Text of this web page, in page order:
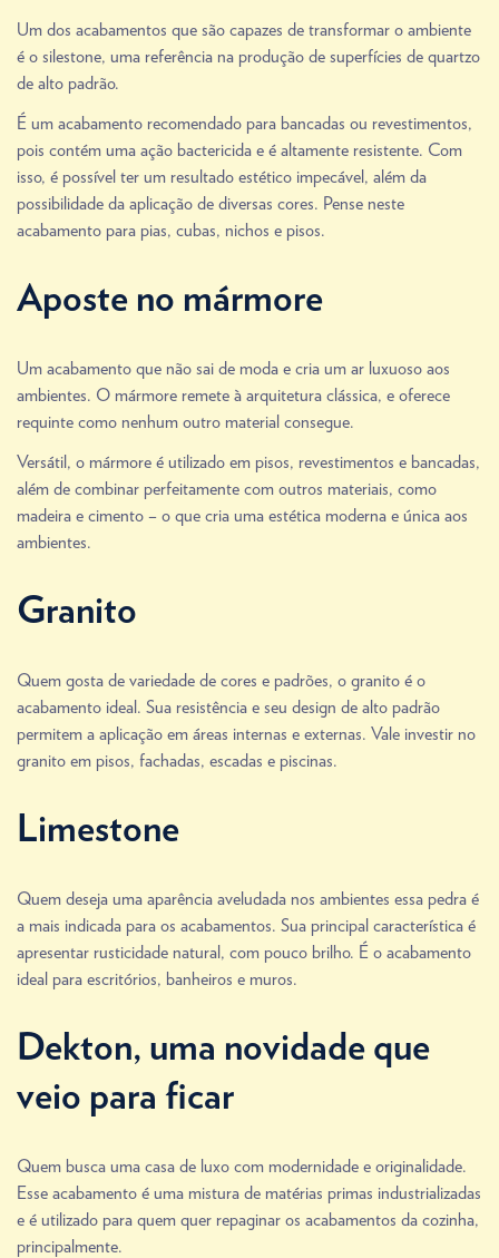
Um dos acabamentos que são capazes de transformar o ambiente
é o silestone, uma referência na produção de superfícies de quartzo
de alto padrão.
É um acabamento recomendado para bancadas ou revestimentos,
pois contém uma ação bactericida e é altamente resistente. Com
isso, é possível ter um resultado estético impecável, além da
possibilidade da aplicação de diversas cores. Pense neste
acabamento para pias, cubas, nichos e pisos.
Aposte no mármore
Um acabamento que não sai de moda e cria um ar luxuoso aos
ambientes. O mármore remete à arquitetura clássica, e oferece
requinte como nenhum outro material consegue.
Versátil, o mármore é utilizado em pisos, revestimentos e bancadas,
além de combinar perfeitamente com outros materiais, como
madeira e cimento – o que cria uma estética moderna e única aos
ambientes.
Granito
Quem gosta de variedade de cores e padrões, o granito é o
acabamento ideal. Sua resistência e seu design de alto padrão
permitem a aplicação em áreas internas e externas. Vale investir no
granito em pisos, fachadas, escadas e piscinas.
Limestone
Quem deseja uma aparência aveludada nos ambientes essa pedra é
a mais indicada para os acabamentos. Sua principal característica é
apresentar rusticidade natural, com pouco brilho. É o acabamento
ideal para escritórios, banheiros e muros.
Dekton, uma novidade que
veio para ficar
Quem busca uma casa de luxo com modernidade e originalidade.
Esse acabamento é uma mistura de matérias primas industrializadas
e é utilizado para quem quer repaginar os acabamentos da cozinha,
principalmente.